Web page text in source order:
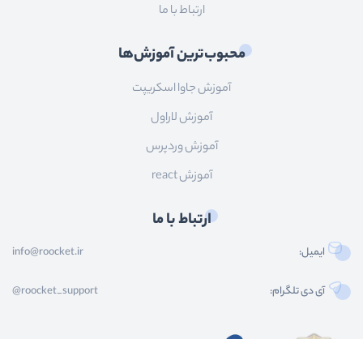
ارتباط با ما
محبوب‌ترین آموزش‌ها
آموزش جاوا اسکریپت
آموزش لاراول
آموزش وردپرس
آموزش react
ارتباط با ما
ایمیل: info@roocket.ir
آی دی تلگرام: @roocket_support